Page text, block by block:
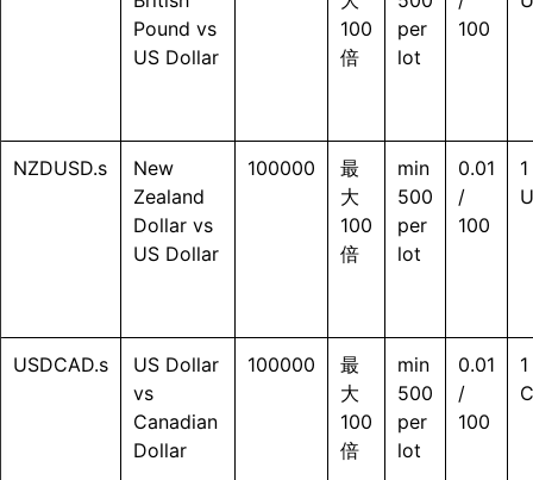
Pound vs
US Dollar
100
倍
per
lot
100
NZDUSD.s
New
Zealand
Dollar vs
US Dollar
100000
最
大
100
倍
min
500
per
lot
0.01
/
100
1
USDCAD.s
US Dollar
vs
Canadian
Dollar
100000
最
大
100
倍
min
500
per
lot
0.01
/
100
1